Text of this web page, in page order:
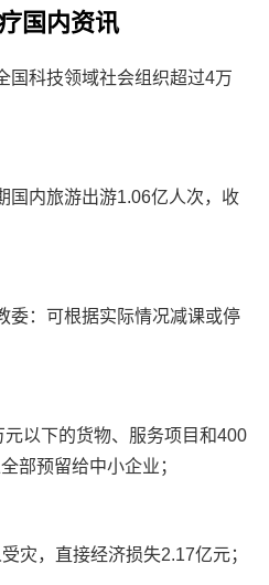
国内资讯
国科技领域社会组织超过4万
国内旅游出游1.06亿人次，收
委：可根据实际情况减课或停
以下的货物、服务项目和400
部预留给中小企业；
灾，直接经济损失2.17亿元；